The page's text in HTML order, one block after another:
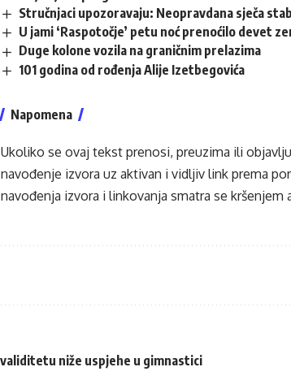
Stručnjaci upozoravaju: Neopravdana sječa
U jami ‘Raspotočje’ petu noć prenoćilo devet
Duge kolone vozila na graničnim prelazima
101 godina od rođenja Alije Izetbegovića
Napomena
Ukoliko se ovaj tekst prenosi, preuzima ili
navođenje izvora uz aktivan i vidljiv link prema
navođenja izvora i linkovanja smatra se kršenjem
niže uspjehe u gimnastici